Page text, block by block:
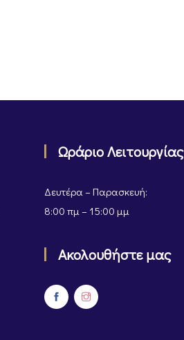
Ωράριο Λειτουργίας
Δευτέρα – Παρασκευή:
8:00 πμ – 15:00 μμ
Ακολουθήστε μας